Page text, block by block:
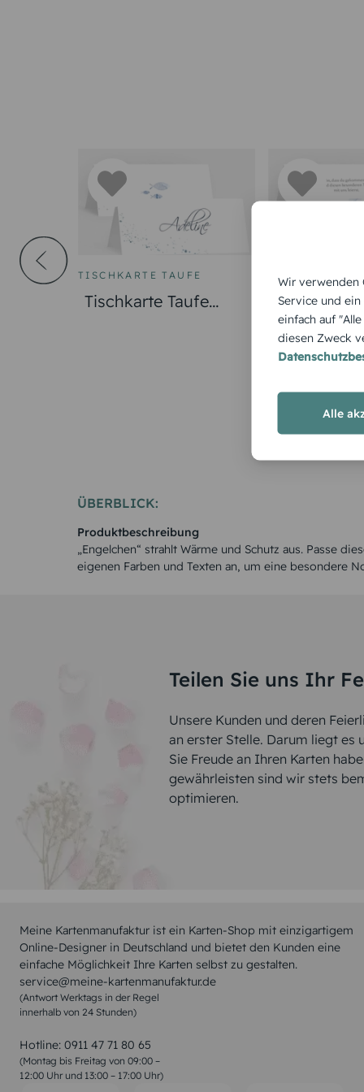
TISCHKARTE TAUFE
Tischkarte Taufe
TISCHKARTE
Taufe
Taube
ÜBERBLICK:
Produktbeschreibung
„Engelchen“ strahlt Wärme und Schutz aus. Passe
eigenen Farben und Texten an, um eine besondere
Teilen Sie uns Ihr
Unsere Kunden und deren
an erster Stelle. Darum liegt es
Sie Freude an Ihren Karten
gewährleisten sind wir stets
optimieren.
Meine Kartenmanufaktur ist ein Karten-Shop mit einzigartigem
Online-Designer in Deutschland und bietet den Kunden eine
einfache Möglichkeit Ihre Karten selbst zu gestalten.
service@meine-kartenmanufaktur.de
(Antwort Werktags in der Regel
innerhalb von 24 Stunden)
Hotline: 0911 47 71 80 65
(Montag bis Freitag von 09:00 –
12:00 Uhr und 13:00 – 17:00 Uhr)
Wir verwenden
Service und
einfach auf
diesen Zweck
Alle